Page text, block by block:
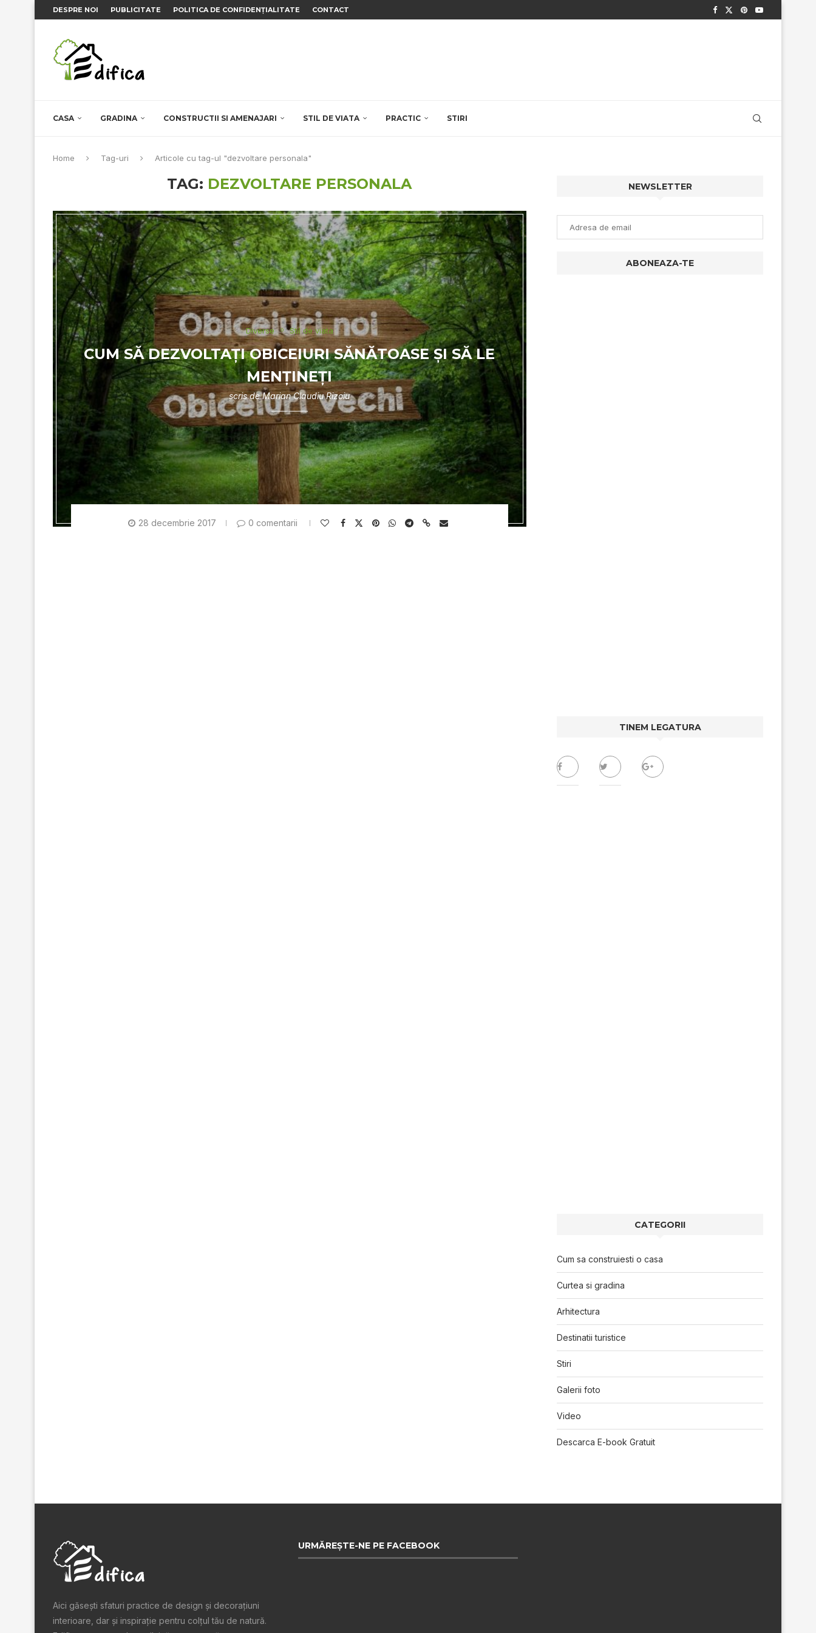
DESPRE NOI PUBLICITATE POLITICA DE CONFIDENȚIALITATE CONTACT
CASA GRADINA CONSTRUCTII SI AMENAJARI STIL DE VIATA PRACTIC STIRI
Home Tag-uri Articole cu tag-ul "dezvoltare personala"
TAG: DEZVOLTARE PERSONALA
Diverse Stil de viata
CUM SĂ DEZVOLTAȚI OBICEIURI SĂNĂTOASE ȘI SĂ LE
MENȚINEŢI
scris deMarian Claudiu Rizoiu
28 decembrie 2017 0 comentarii
NEWSLETTER
TINEM LEGATURA
CATEGORII
Cum sa construiesti o casa
Curtea si gradina
Arhitectura
Destinatii turistice
Stiri
Galerii foto
Video
Descarca E-book Gratuit
Aici găsești sfaturi practice de design şi decoraţiuni
interioare, dar și inspiraţie pentru colţul tău de natură.
URMĂREȘTE-NE PE FACEBOOK